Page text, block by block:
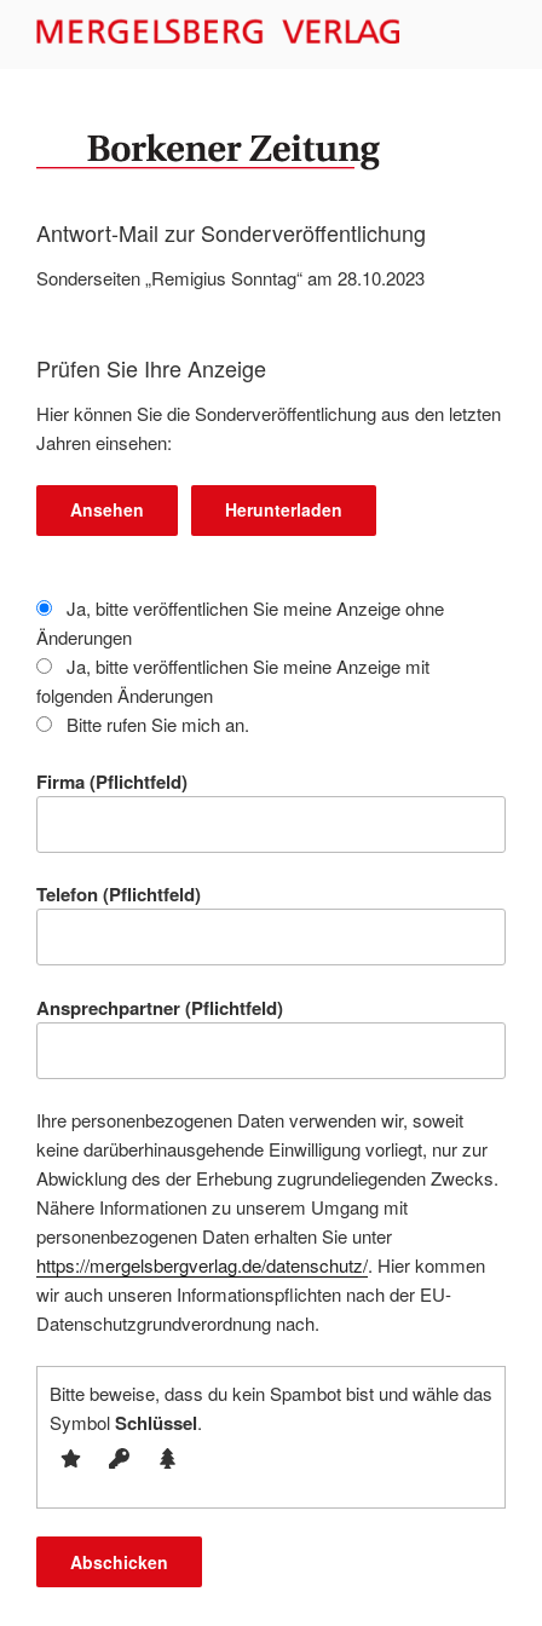
Inhalt
Antwort-Mail zur Sonderveröffentlichung
Sonderseiten „Remigius Sonntag“ am 28.10.2023
Prüfen Sie Ihre Anzeige
Hier können Sie die Sonderveröffentlichung aus den letzten
Jahren einsehen:
Ansehen Herunterladen
Ja, bitte veröffentlichen Sie meine Anzeige ohne
Änderungen
Ja, bitte veröffentlichen Sie meine Anzeige mit
folgenden Änderungen
Bitte rufen Sie mich an.
Firma (Pflichtfeld)
Telefon (Pflichtfeld)
Ansprechpartner (Pflichtfeld)
Ihre personenbezogenen Daten verwenden wir, soweit
keine darüberhinausgehende Einwilligung vorliegt, nur zur
Abwicklung des der Erhebung zugrundeliegenden Zwecks.
Nähere Informationen zu unserem Umgang mit
personenbezogenen Daten erhalten Sie unter
https://mergelsbergverlag.de/datenschutz/. Hier kommen
wir auch unseren Informationspflichten nach der EU-
Datenschutzgrundverordnung nach.
Bitte beweise, dass du kein Spambot bist und wähle das
SymbolSchlüssel.